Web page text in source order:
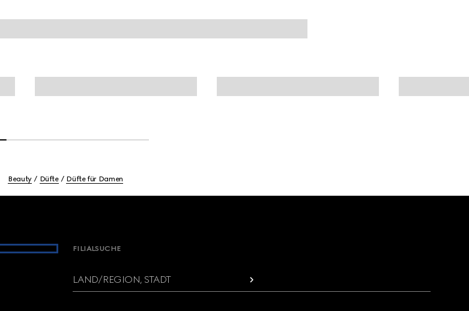
Beauty Düfte Düfte für Damen
FILIALSUCHE
LAND/REGION, STADT